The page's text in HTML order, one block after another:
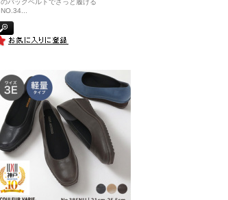
のバックベルトでさっと履ける
NO.34